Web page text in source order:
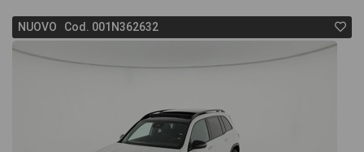
NUOVO Cod. 001N362632